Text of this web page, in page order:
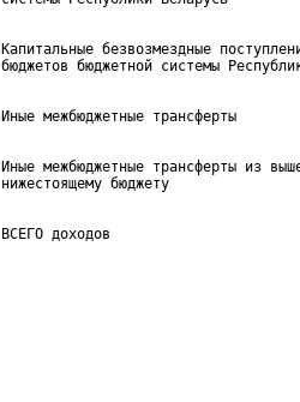
Капитальные безвозмездные
Иные межбюджетные трансферты из
ВСЕГО доходов